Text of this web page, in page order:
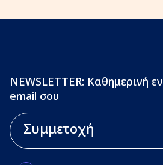
NEWSLETTER: Καθημερινή
email σου